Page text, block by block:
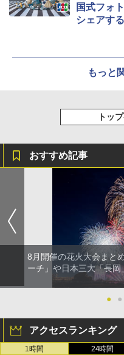
国式フォ
シェアす
もっと
トッ
おすすめ記事
8月開催の花火大会まと
ーチ」や日本三大「長岡
● ●
アクセスランキング
1時間 24時間